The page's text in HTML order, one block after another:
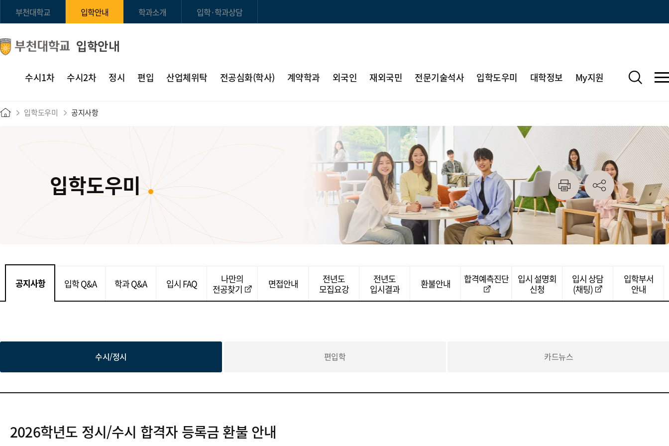
부천대학교 입학안내 학과소개 입학·학과상담
입학안내
수시1차 수시2차 정시 편입 산업체위탁 전공심화(학사) 계약학과 외국인 재외국민 전문기술석사 입학도우미 대학정보 My지원
입학도우미 공지사항
입학도우미
공지사항 입학 Q&A 학과 Q&A 입시 FAQ
나만의
전공찾기
면접안내
전년도
모집요강
전년도
입시결과
환불안내 합격예측진단
입시 설명회
신청
입시 상담
(채팅)
입학부서
안내
수시/정시 편입학 카드뉴스
2026학년도 정시/수시 합격자 등록금 환불 안내